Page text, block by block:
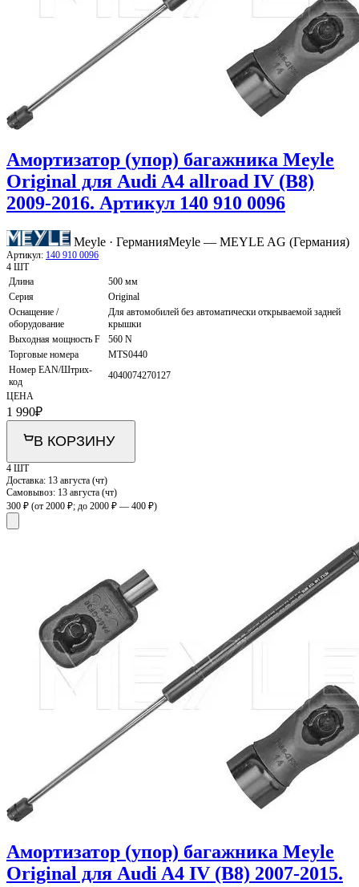
Амортизатор (упор) багажника Meyle
Original для Audi A4 allroad IV (B8)
2009-2016. Артикул 140 910 0096
Meyle · ГерманияMeyle — MEYLE AG (Германия)
Артикул: 140 910 0096
4 ШТ
Длина
500 мм
Серия
Original
Оснащение /
оборудование
Для автомобилей без автоматически открываемой задней
крышки
Выходная мощность F
560 N
Торговые номера
MTS0440
Номер EAN/Штрих-
код
4040074270127
ЦЕНА
1 990₽
В КОРЗИНУ
4 ШТ
Доставка: 13 августа (чт)
Самовывоз: 13 августа (чт)
300 ₽ (от 2000 ₽; до 2000 ₽ — 400 ₽)
Амортизатор (упор) багажника Meyle
Original для Audi A4 IV (B8) 2007-2015.